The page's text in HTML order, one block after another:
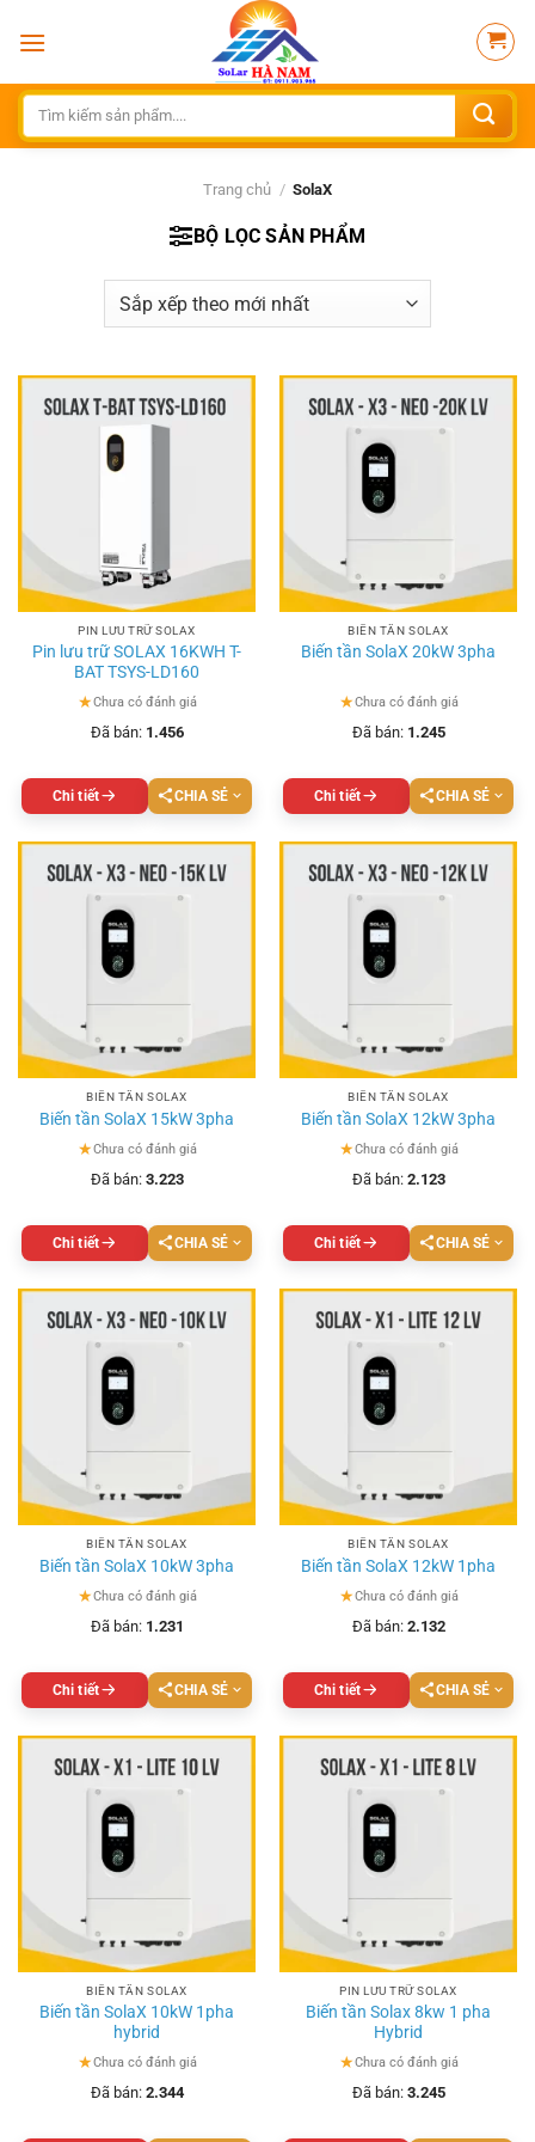
qua
dungTìm
kiếm:
Trang chủ / SolaX
BỘ LỌC SẢN PHẨM
PIN LƯU TRỮ SOLAX
Pin lưu trữ SOLAX 16KWH T-
BAT TSYS-LD160
★Chưa có đánh giá
Đã bán: 1.456
Chi tiết CHIA SẺ
BIẾN TẦN SOLAX
Biến tần SolaX 20kW 3pha
★Chưa có đánh giá
Đã bán: 1.245
Chi tiết CHIA SẺ
BIẾN TẦN SOLAX
Biến tần SolaX 15kW 3pha
★Chưa có đánh giá
Đã bán: 3.223
Chi tiết CHIA SẺ
BIẾN TẦN SOLAX
Biến tần SolaX 12kW 3pha
★Chưa có đánh giá
Đã bán: 2.123
Chi tiết CHIA SẺ
BIẾN TẦN SOLAX
Biến tần SolaX 10kW 3pha
★Chưa có đánh giá
Đã bán: 1.231
Chi tiết CHIA SẺ
BIẾN TẦN SOLAX
Biến tần SolaX 12kW 1pha
★Chưa có đánh giá
Đã bán: 2.132
Chi tiết CHIA SẺ
BIẾN TẦN SOLAX
Biến tần SolaX 10kW 1pha
hybrid
★Chưa có đánh giá
Đã bán: 2.344
PIN LƯU TRỮ SOLAX
Biến tần Solax 8kw 1 pha
Hybrid
★Chưa có đánh giá
Đã bán: 3.245